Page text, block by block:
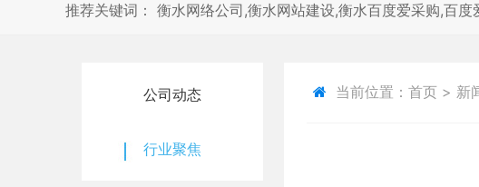
推荐关键词： 衡水网络公司,衡水网站建设,衡水百度爱采购,百
公司动态
行业聚焦
当前位置： 首页> 新